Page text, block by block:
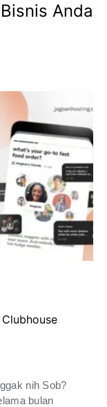
Bisnis Anda
nih Sob?
bulan